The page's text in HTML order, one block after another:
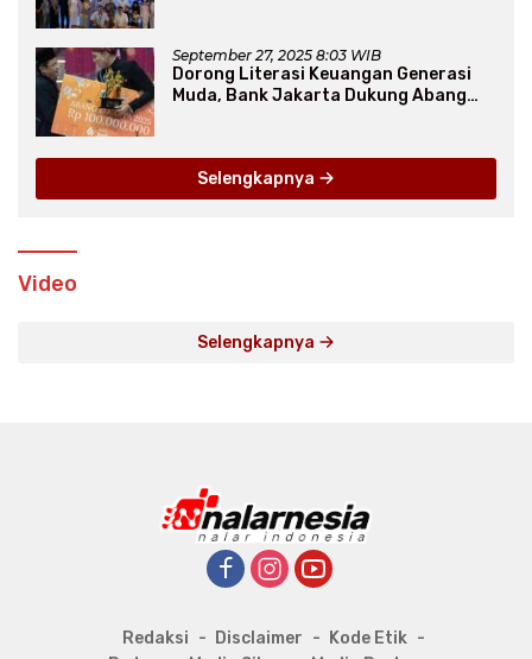
September 27, 2025 8:03 WIB
Dorong Literasi Keuangan Generasi
Muda, Bank Jakarta Dukung Abang
Selengkapnya
Video
Selengkapnya
Redaksi Disclaimer
Kode Etik